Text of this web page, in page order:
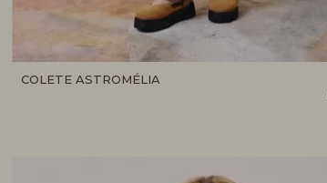
COLETE ASTROMÉLIA